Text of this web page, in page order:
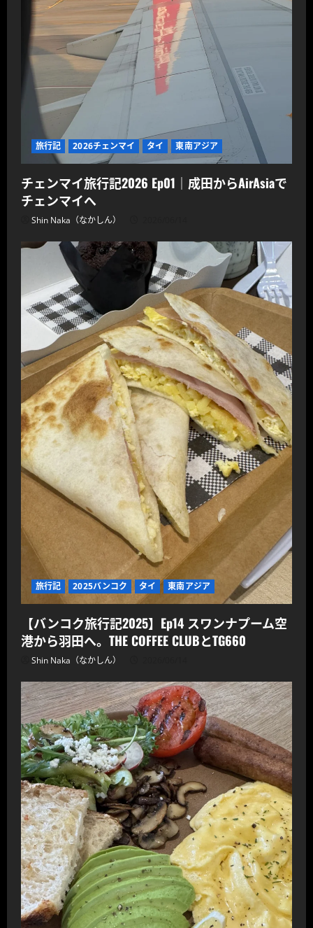
旅行記 2026チェンマイ タイ 東南アジア
チェンマイ旅行記2026 Ep01｜成田からAirAsiaで
チェンマイへ
Shin Naka（なかしん）
旅行記 2025バンコク タイ 東南アジア
【バンコク旅行記2025】Ep14 スワンナプーム空
港から羽田へ。THE COFFEE CLUBとTG660
Shin Naka（なかしん）